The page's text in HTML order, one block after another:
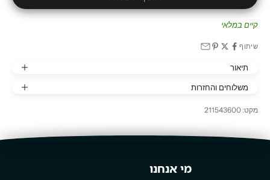
קיים במלאי
שיתוף
תיאור
משלוחים והחזרות
מקט: 211543600
מי אנחנו